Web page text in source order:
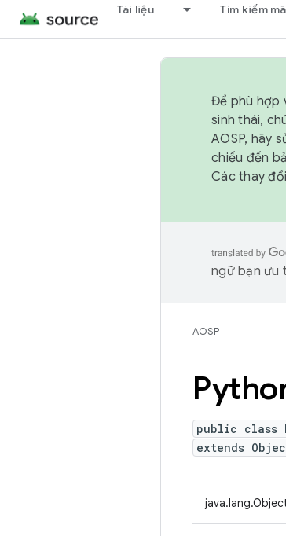
Tài liệu Tìm kiếm
Để phù hợp
sinh thái,
AOSP, hãy
chiếu đến
Các thay
ngữ bạn ưu
AOSP
public class
extends